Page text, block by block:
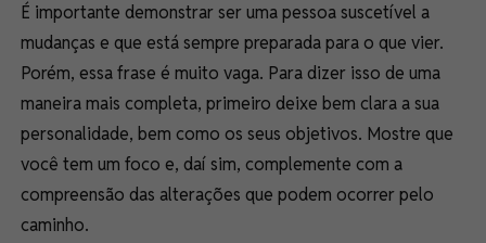
É importante demonstrar ser uma pessoa suscetível a
mudanças e que está sempre preparada para o que vier.
Porém, essa frase é muito vaga. Para dizer isso de uma
maneira mais completa, primeiro deixe bem clara a sua
personalidade, bem como os seus objetivos. Mostre que
você tem um foco e, daí sim, complemente com a
compreensão das alterações que podem ocorrer pelo
caminho.